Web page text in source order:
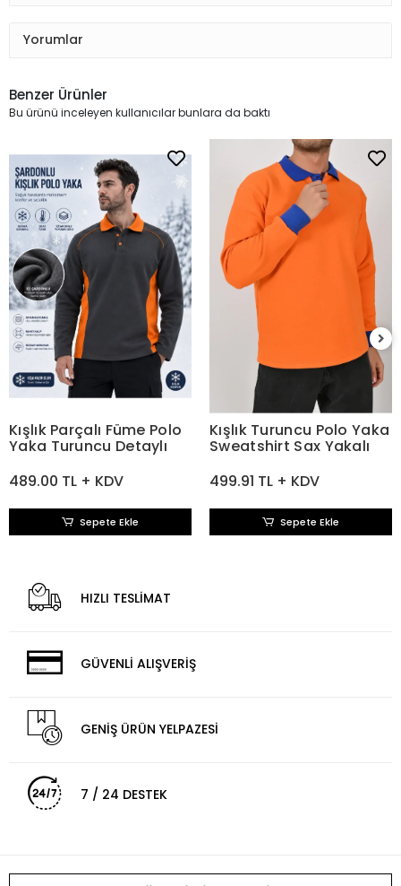
Yorumlar
Benzer Ürünler
Bu ürünü inceleyen kullanıcılar bunlara da baktı
Kışlık Parçalı Füme Polo
Yaka Turuncu Detaylı
489.00 TL + KDV
Sepete Ekle
Kışlık Turuncu Polo Yaka
Sweatshirt Sax Yakalı
499.91 TL + KDV
Sepete Ekle
HIZLI TESLİMAT
GÜVENLİ ALIŞVERİŞ
GENİŞ ÜRÜN YELPAZESİ
7 / 24 DESTEK